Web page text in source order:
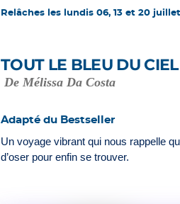
Relâches les lundis 06, 13 et 20 juillet
TOUT LE BLEU DU CIEL
De Mélissa Da Costa
Adapté du Bestseller
Un voyage vibrant qui nous rappelle
d’oser pour enfin se trouver.